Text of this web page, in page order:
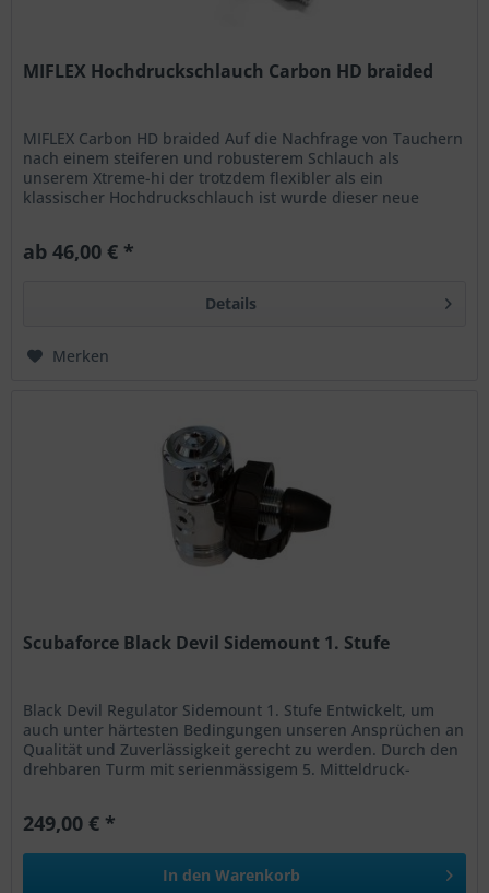
MIFLEX Hochdruckschlauch Carbon HD braided
MIFLEX Carbon HD braided Auf die Nachfrage von Tauchern
nach einem steiferen und robusterem Schlauch als
unserem Xtreme-hi der trotzdem flexibler als ein
klassischer Hochdruckschlauch ist wurde dieser neue
ab 46,00 € *
Details
Merken
Scubaforce Black Devil Sidemount 1. Stufe
Black Devil Regulator Sidemount 1. Stufe Entwickelt, um
auch unter härtesten Bedingungen unseren Ansprüchen an
Qualität und Zuverlässigkeit gerecht zu werden. Durch den
drehbaren Turm mit serienmässigem 5. Mitteldruck-
249,00 € *
In den Warenkorb